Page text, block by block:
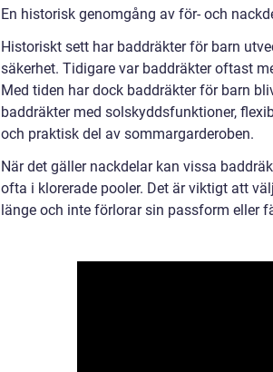
En historisk genomgång av för- och
Historiskt sett har baddräkter för barn
säkerhet. Tidigare var baddräkter oftast
Med tiden har dock baddräkter för barn
baddräkter med solskyddsfunktioner,
och praktisk del av sommargarderoben.
När det gäller nackdelar kan vissa
ofta i klorerade pooler. Det är viktigt att
länge och inte förlorar sin passform eller